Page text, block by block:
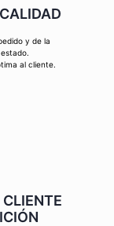
y de la
al cliente.